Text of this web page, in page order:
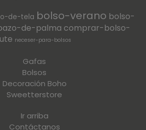
de-tela bolso-verano bolso-
de-palma comprar-bolso-
neceser-para-bolsos
Gafas
Bolsos
Decoración Boho
Sweetterstore
Ir arriba
Contáctanos